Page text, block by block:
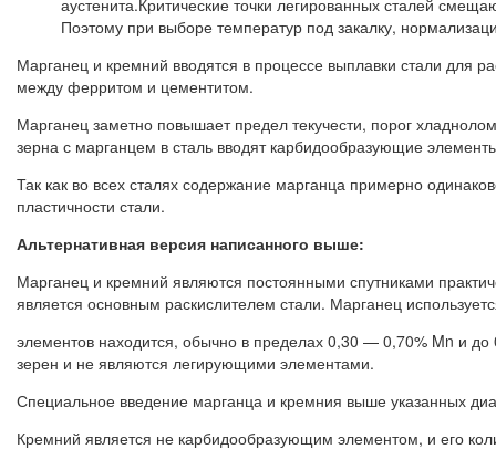
аустенита.Критические точки легированных сталей
Поэтому при выборе температур под закалку,
Марганец и кремний вводятся в процессе выплавки стали для
между ферритом и цементитом.
Марганец заметно повышает предел текучести, порог
зерна с марганцем в сталь вводят карбидообразующие
Так как во всех сталях содержание марганца примерно
пластичности стали.
Альтернативная версия написанного выше:
Марганец и кремний являются постоянными спутниками
является основным раскислителем стали. Марганец
элементов находится, обычно в пределах 0,30 — 0,70% Mn и
зерен и не являются легирующими элементами.
Специальное введение марганца и кремния выше указанных
Кремний является не карбидообразующим элементом, и его